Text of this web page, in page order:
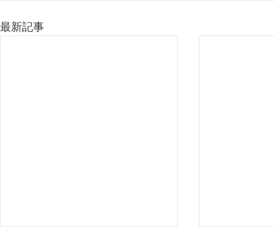
最新記事